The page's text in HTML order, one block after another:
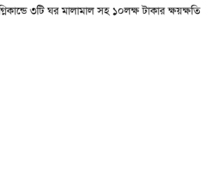
৩টি ঘর মালামাল সহ ১০লক্ষ টাকার ক্ষয়ক্ষতি